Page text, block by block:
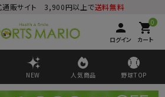
通販サイト 3,900円以上で送料無料
person
ログイン
0
shopping_cart
カート
NEW 人気商品 野球TOP